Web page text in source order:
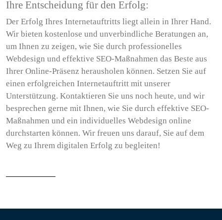
Ihre Entscheidung für den Erfolg:
Der Erfolg Ihres Internetauftritts liegt allein in Ihrer Hand.
Wir bieten kostenlose und unverbindliche Beratungen an,
um Ihnen zu zeigen, wie Sie durch professionelles
Webdesign und effektive SEO-Maßnahmen das Beste aus
Ihrer Online-Präsenz herausholen können. Setzen Sie auf
einen erfolgreichen Internetauftritt mit unserer
Unterstützung. Kontaktieren Sie uns noch heute, und wir
besprechen gerne mit Ihnen, wie Sie durch effektive SEO-
Maßnahmen und ein individuelles Webdesign online
durchstarten können. Wir freuen uns darauf, Sie auf dem
Weg zu Ihrem digitalen Erfolg zu begleiten!